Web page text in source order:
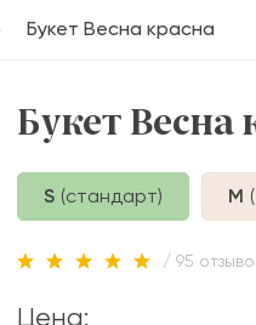
Букет Весна красна
Букет Весна
S (стандарт) M
/ 95
Цена: